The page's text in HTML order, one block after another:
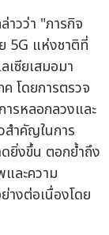
วว่า "ภารกิจ
5G แห่งชาติที่
เซียเสมอมา
โดยการตรวจ
ารหลอกลวงและ
สำคัญในการ
ยิ่งขึ้น ตอกย้ำถึง
ละความ
างต่อเนื่องโดย